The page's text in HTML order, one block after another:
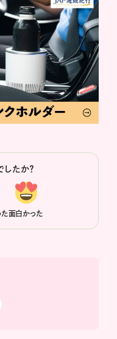
たか？
た面白かった